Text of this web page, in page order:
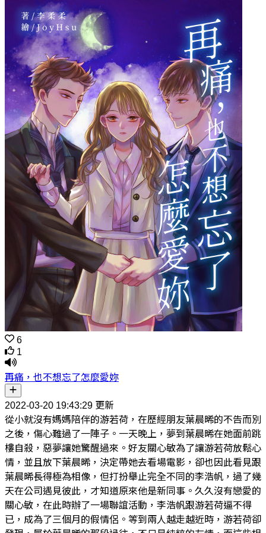
6
1
再痛，也不想忘了怎麼愛妳
2022-03-20 19:43:29 更新
從小就沒有媽媽陪伴的游若荷，在歷經朋友葉晨晞的不告而別
之後，傷心難過了一陣子。一天晚上，夢到葉晨晞在她面前跳
樓自殺，惡夢讓她驚醒過來。好友關心敏為了讓游若荷放鬆心
情，並且放下葉晨晞，決定帶她去看場電影，卻也因此看見跟
葉晨晞長得極為相像，但打扮舉止完全不同的李浩帆，過了幾
天在公司遇見彼此，才知道原來他是新同事。久久沒有戀愛的
關心敏，在此時辦了一場聯誼活動，李浩帆跟游若荷逼不得
已，成為了三個月的假情侶。等到兩人越走越近時，游若荷卻